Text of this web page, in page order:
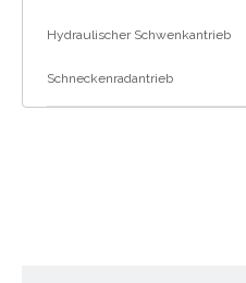
Hydraulischer Schwenkantrieb
Schneckenradantrieb